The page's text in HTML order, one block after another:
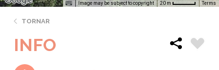
Image may be subject to copyright 20 m Terms
TORNAR
INFO